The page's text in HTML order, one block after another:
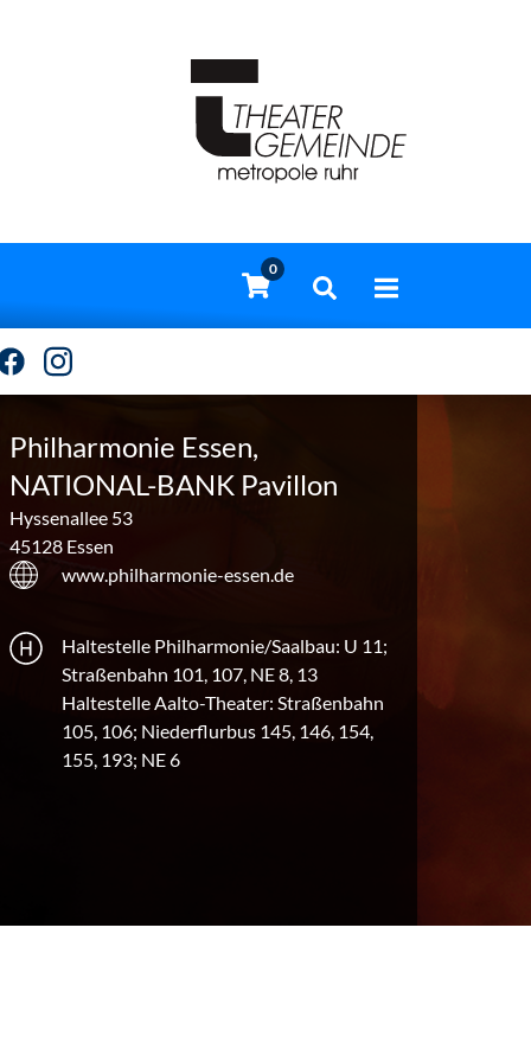
0
Philharmonie Essen,
NATIONAL-BANK Pavillon
Hyssenallee 53
45128 Essen
www.philharmonie-essen.de
Haltestelle Philharmonie/Saalbau: U 11;
Straßenbahn 101, 107, NE 8, 13
Haltestelle Aalto-Theater: Straßenbahn
105, 106; Niederflurbus 145, 146, 154,
155, 193; NE 6